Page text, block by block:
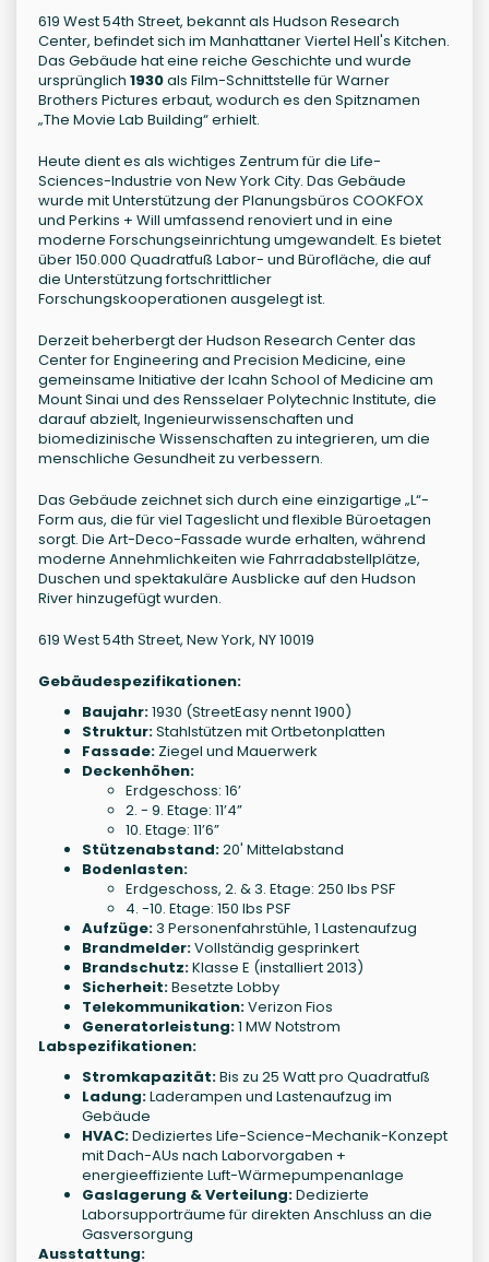
619 West 54th Street, bekannt als Hudson Research
Center, befindet sich im Manhattaner Viertel Hell's Kitchen.
Das Gebäude hat eine reiche Geschichte und wurde
ursprünglich 1930als Film-Schnittstelle für Warner
Brothers Pictures erbaut, wodurch es den Spitznamen
„The Movie Lab Building“ erhielt.
Heute dient es als wichtiges Zentrum für die Life-
Sciences-Industrie von New York City. Das Gebäude
wurde mit Unterstützung der Planungsbüros COOKFOX
und Perkins + Will umfassend renoviert und in eine
moderne Forschungseinrichtung umgewandelt. Es bietet
über 150.000 Quadratfuß Labor- und Bürofläche, die auf
die Unterstützung fortschrittlicher
Forschungskooperationen ausgelegt ist.
Derzeit beherbergt der Hudson Research Center das
Center for Engineering and Precision Medicine, eine
gemeinsame Initiative der Icahn School of Medicine am
Mount Sinai und des Rensselaer Polytechnic Institute, die
darauf abzielt, Ingenieurwissenschaften und
biomedizinische Wissenschaften zu integrieren, um die
menschliche Gesundheit zu verbessern.
Das Gebäude zeichnet sich durch eine einzigartige „L“-
Form aus, die für viel Tageslicht und flexible Büroetagen
sorgt. Die Art-Deco-Fassade wurde erhalten, während
moderne Annehmlichkeiten wie Fahrradabstellplätze,
Duschen und spektakuläre Ausblicke auf den Hudson
River hinzugefügt wurden.
619 West 54th Street, New York, NY 10019
Gebäudespezifikationen:
Baujahr:1930 (StreetEasy nennt 1900)
Struktur:Stahlstützen mit Ortbetonplatten
Fassade: Ziegel und Mauerwerk
Deckenhöhen:
Erdgeschoss: 16’
2. - 9. Etage: 11’4”
10. Etage: 11’6”
Stützenabstand:20' Mittelabstand
Bodenlasten:
Erdgeschoss, 2. & 3. Etage: 250 lbs PSF
4. -10. Etage: 150 lbs PSF
Aufzüge:3 Personenfahrstühle, 1 Lastenaufzug
Brandmelder:Vollständig gesprinkert
Brandschutz:Klasse E (installiert 2013)
Sicherheit:Besetzte Lobby
Telekommunikation:Verizon Fios
Generatorleistung:1 MW Notstrom
Labspezifikationen:
Stromkapazität:Bis zu 25 Watt pro Quadratfuß
Ladung:Laderampen und Lastenaufzug im
Gebäude
HVAC:Dediziertes Life-Science-Mechanik-Konzept
mit Dach-AUs nach Laborvorgaben +
energieeffiziente Luft-Wärmepumpenanlage
Gaslagerung & Verteilung:Dedizierte
Laborsupporträume für direkten Anschluss an die
Gasversorgung
Ausstattung: